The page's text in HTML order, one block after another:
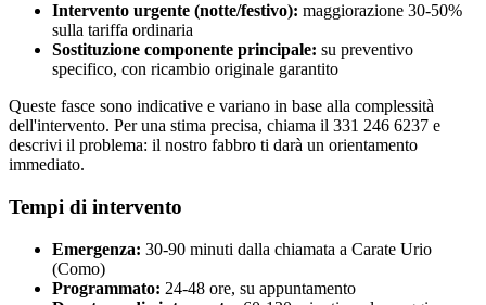
Intervento urgente (notte/festivo): maggiorazione 30-50%
sulla tariffa ordinaria
Sostituzione componente principale: su preventivo
specifico, con ricambio originale garantito
Queste fasce sono indicative e variano in base alla complessità
dell'intervento. Per una stima precisa, chiama il 331 246 6237 e
descrivi il problema: il nostro fabbro ti darà un orientamento
immediato.
Tempi di intervento
Emergenza: 30-90 minuti dalla chiamata a Carate Urio
(Como)
Programmato: 24-48 ore, su appuntamento